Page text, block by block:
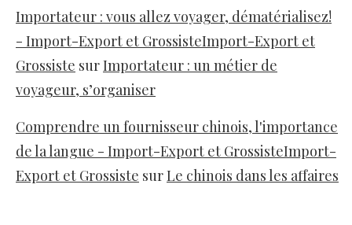
Importateur : vous allez voyager, dématérialisez!
- Import-Export et GrossisteImport-Export et
Grossiste surImportateur : un métier de
voyageur, s’organiser
Comprendre un fournisseur chinois, l'importance
de la langue - Import-Export et GrossisteImport-
Export et Grossiste surLe chinois dans les affaires